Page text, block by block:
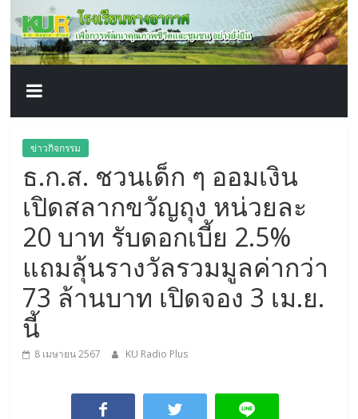
content
โรงเรียน
ทาง
อากาศ​
เพื่อ
พัฒนา
คุณภาพ
ชีวิต
ข่าวกิจกรรม
ธ.ก.ส. ชวนเด็ก ๆ ออมเงิน
เปิดสลากขวัญถุง หน่วยละ
20 บาท รับดอกเบี้ย 2.5%
แถมลุ้นรางวัลรวมมูลค่ากว่า
73 ล้านบาท เปิดจอง 3 เม.ย.
นี้
8 เมษายน 2567 KU Radio Plus